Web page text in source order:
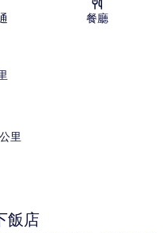
餐廳
里
飯店